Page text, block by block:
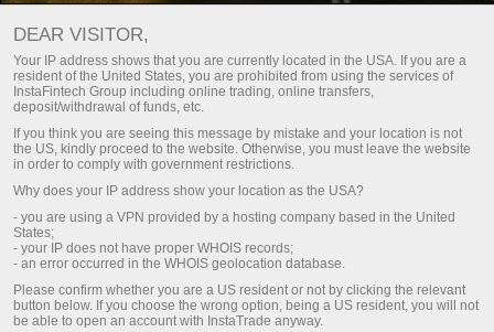
ANÁLISIS DE FOREX:
ACTUALIZACIONES DIARIAS
DEL MERCADO
Deposite dinero
Retire dinero
Fresh analysis articles
DEAR VISITOR,
Your IP address shows that you are currently located in the USA. If you are a
resident of the United States, you are prohibited from using the services of
InstaFintech Group including online trading, online transfers,
deposit/withdrawal of funds, etc.
If you think you are seeing this message by mistake and your location is not
the US, kindly proceed to the website. Otherwise, you must leave the website
in order to comply with government restrictions.
Why does your IP address show your location as the USA?
- you are using a VPN provided by a hosting company based in the United
States;
- your IP does not have proper WHOIS records;
- an error occurred in the WHOIS geolocation database.
Please confirm whether you are a US resident or not by clicking the relevant
button below. If you choose the wrong option, being a US resident, you will not
be able to open an account with InstaTrade anyway.